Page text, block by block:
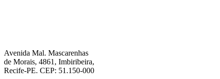
Avenida Mal. Mascarenhas
de Morais, 4861, Imbiribeira,
Recife-PE. CEP: 51.150-000